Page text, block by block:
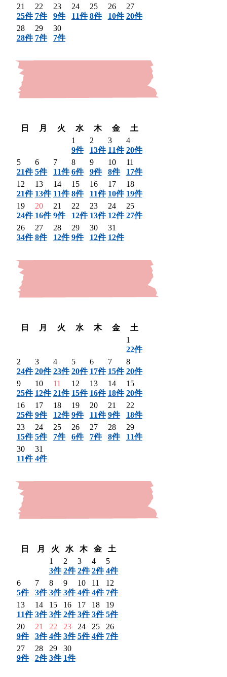
21
25件
22
7件
23
9件
24
11件
25
8件
26
10件
27
20件
28
28件
29
7件
30
7件
日
月 火 水 木 金
土
1
9件
2
13件
3
11件
4
20件
5
21件
6
5件
7
11件
8
6件
9
9件
10
8件
11
17件
12
21件
13
13件
14
11件
15
8件
16
11件
17
10件
18
19件
19
24件
20
16件
21
9件
22
12件
23
13件
24
12件
25
27件
26
34件
27
8件
28
12件
29
9件
30
12件
31
12件
日
月 火 水 木 金
土
1
22件
2
24件
3
20件
4
23件
5
20件
6
17件
7
15件
8
20件
9
25件
10
12件
11
21件
12
15件
13
16件
14
18件
15
20件
16
25件
17
9件
18
12件
19
9件
20
11件
21
9件
22
18件
23
15件
24
5件
25
7件
26
6件
27
7件
28
8件
29
11件
30
11件
31
4件
日
月 火 水 木 金
土
1
3件
2
2件
3
2件
4
2件
5
4件
6
5件
7
3件
8
3件
9
3件
10
4件
11
4件
12
7件
13
11件
14
3件
15
3件
16
2件
17
3件
18
3件
19
5件
20
9件
21
3件
22
4件
23
3件
24
5件
25
4件
26
7件
27
9件
28
2件
29
3件
30
1件